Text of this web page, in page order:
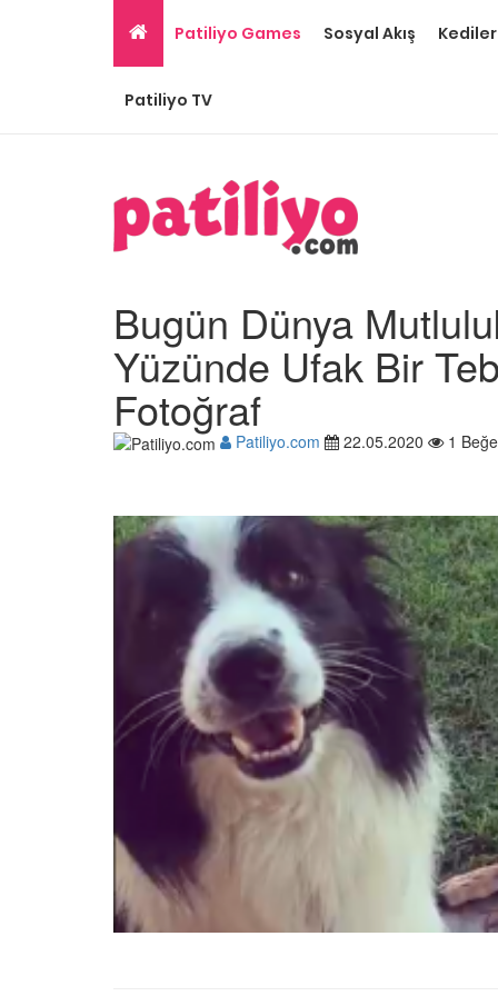
Patiliyo Games Sosyal Akış Kediler
Patiliyo TV
Bugün Dünya
Yüzünde Ufak Bir
Fotoğraf
Patiliyo.com 22.05.2020 1
Tüm Sanatçılarımıza
Olması Gereken 23
Kedi Seven
Harikası Olduğunun
22.05.2020
Türkiye'de Pitbull
Yasal mı? 2025
Yasalar ve Cezalar
30.10.2025
Havaalanında 1
Bekletilen Kimsenin
Sahiplenmediği
Türkiye’deki Hayvan